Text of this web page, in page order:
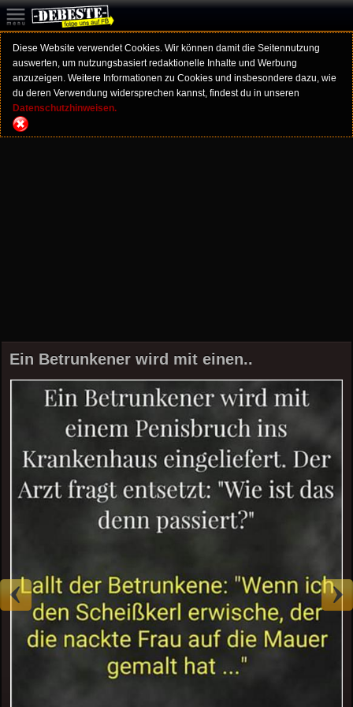
Diese Website verwendet Cookies. Wir können damit die Seitennutzung
auswerten, um nutzungsbasiert redaktionelle Inhalte und Werbung
anzuzeigen. Weitere Informationen zu Cookies und insbesondere dazu, wie
du deren Verwendung widersprechen kannst, findest du in unseren
Datenschutzhinweisen.
Ein Betrunkener wird mit einen..